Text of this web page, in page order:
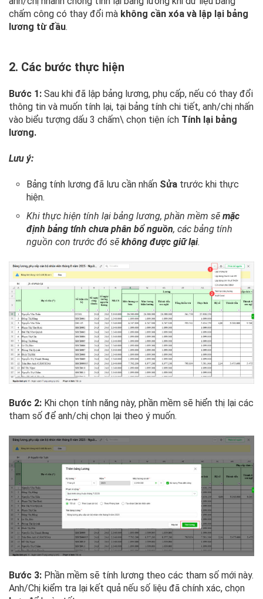
chấm công có thay đổi mà không cần xóa và lập lại bảng
lương từ đầu.
2. Các bước thực hiện
Bước 1: Sau khi đã lập bảng lương, phụ cấp, nếu có thay đổi
thông tin và muốn tính lại, tại bảng tính chi tiết, anh/chị nhấn
vào biểu tượng dấu 3 chấm\ chọn tiện ích Tính lại bảng
lương.
Lưu ý:
Bảng tính lương đã lưu cần nhấn Sửa trước khi thực
hiện.
Khi thực hiện tính lại bảng lương, phần mềm sẽ mặc
định bảng tính chưa phân bổ nguồn, các bảng tính
nguồn con trước đó sẽ không được giữ lại.
Bước 2: Khi chọn tính năng này, phần mềm sẽ hiển thị lại các
tham số để anh/chị chọn lại theo ý muốn.
Bước 3: Phần mềm sẽ tính lương theo các tham số mới này.
Anh/Chị kiểm tra lại kết quả nếu số liệu đã chính xác, chọn